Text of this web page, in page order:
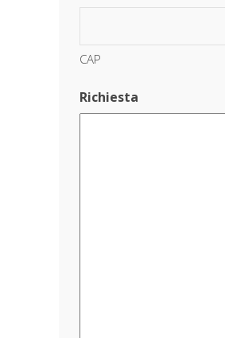
CAP
Richiesta